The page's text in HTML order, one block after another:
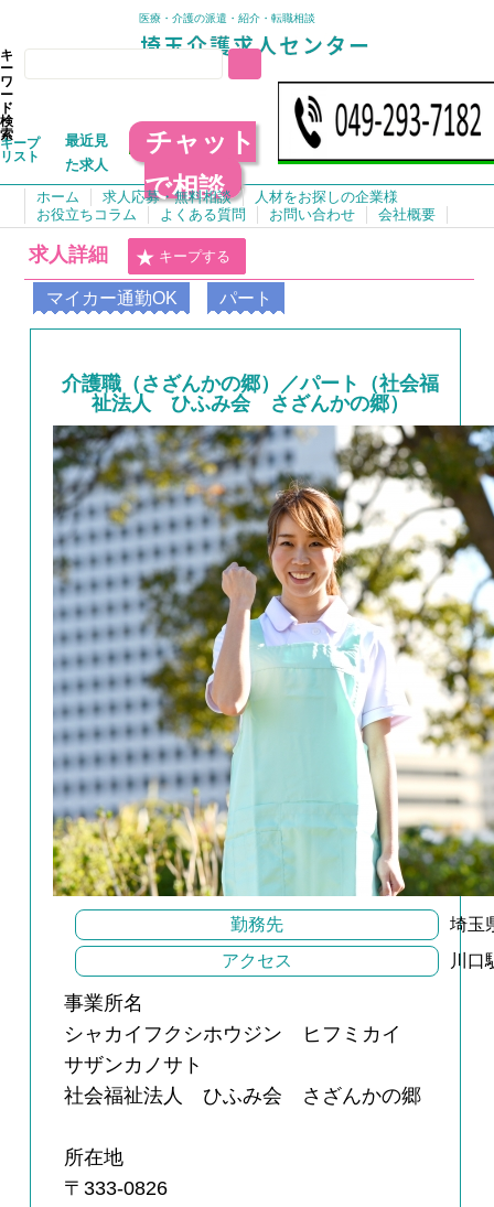
医療・介護の派遣・紹介・転職相談
キ
ー
ワ
ー
ド
検
索
キープ
リスト
最近見
た求人
チャット
で相談
ホーム 求人応募・無料相談
人材をお探しの企業様
お役立ちコラム
よくある質問 お問い合わせ 会社概要
求人詳細 キープする
マイカー通勤OK パート
介護職（さざんかの郷）／パート（社会福
祉法人 ひふみ会 さざんかの郷）
勤務先
埼玉
アクセス
川口
事業所名
シャカイフクシホウジン ヒフミカイ
サザンカノサト
社会福祉法人 ひふみ会 さざんかの郷
所在地
〒333-0826